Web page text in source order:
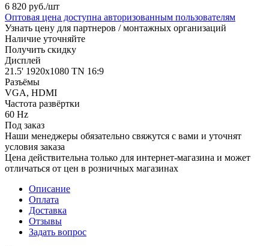
6 820 руб./шт
Оптовая цена доступна авторизованным пользователям
Узнать цену для партнеров / монтажных организаций
Наличие уточняйте
Получить скидку
Дисплей
21.5' 1920x1080 TN 16:9
Разъёмы
VGA, HDMI
Частота развёртки
60 Hz
Под заказ
Наши менеджеры обязательно свяжутся с вами и уточнят
условия заказа
Цена действительна только для интернет-магазина и может
отличаться от цен в розничных магазинах
Описание
Оплата
Доставка
Отзывы
Задать вопрос